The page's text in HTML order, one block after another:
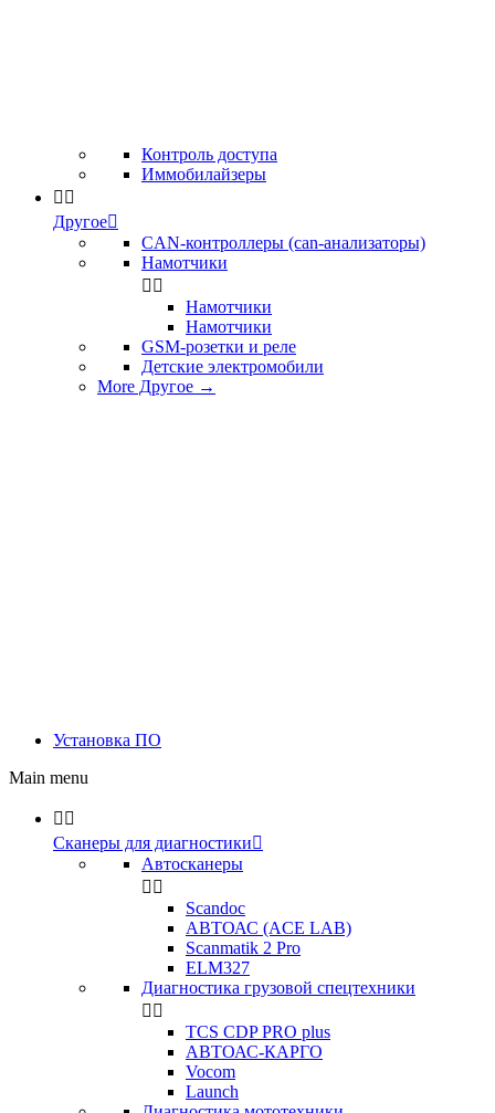
Контроль доступа
Иммобилайзеры
 
Другое
CAN-контроллеры (can-анализаторы)
Намотчики
 
Намотчики
Намотчики
GSM-розетки и реле
Детские электромобили
More Другое →
Установка ПО
Main menu
 
Сканеры для диагностики
Автосканеры
 
Scandoc
АВТОАС (ACE LAB)
Scanmatik 2 Pro
ELM327
Диагностика грузовой спецтехники
 
TCS CDP PRO plus
АВТОАС-КАРГО
Vocom
Launch